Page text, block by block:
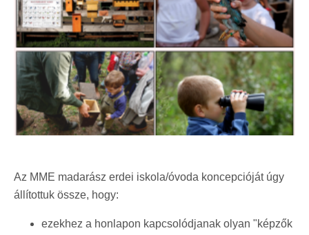
Az MME madarász erdei iskola/óvoda koncepcióját úgy
állítottuk össze, hogy:
ezekhez a honlapon kapcsolódjanak olyan "képzők